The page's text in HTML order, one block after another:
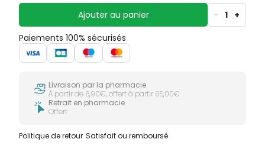
Ajouter au panier - 1 +
Paiements 100% sécurisés
Livraison par la pharmacie
À partir de 6,90€, offert à partir 65,00€
Retrait en pharmacie
Offert
Politique de retour Satisfait ou remboursé